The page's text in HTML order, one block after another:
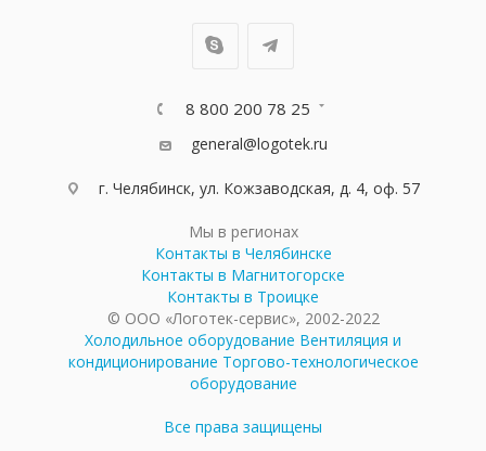
8 800 200 78 25
general@logotek.ru
г. Челябинск, ул. Кожзаводская, д. 4, оф. 57
Мы в регионах
Контакты в Челябинске
Контакты в Магнитогорске
Контакты в Троицке
© ООО «Логотек-сервис», 2002-2022
Холодильное оборудование Вентиляция и
кондиционирование Торгово-технологическое
оборудование
Все права защищены